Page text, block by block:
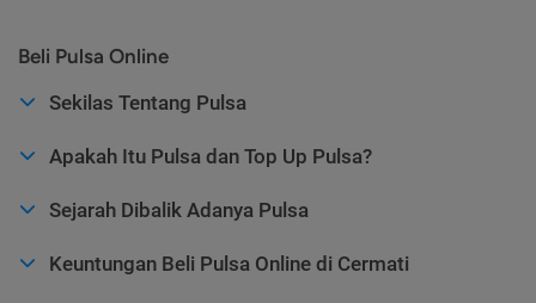
Beli Pulsa Online
Sekilas Tentang Pulsa
Apakah Itu Pulsa dan Top Up Pulsa?
Sejarah Dibalik Adanya Pulsa
Keuntungan Beli Pulsa Online di Cermati